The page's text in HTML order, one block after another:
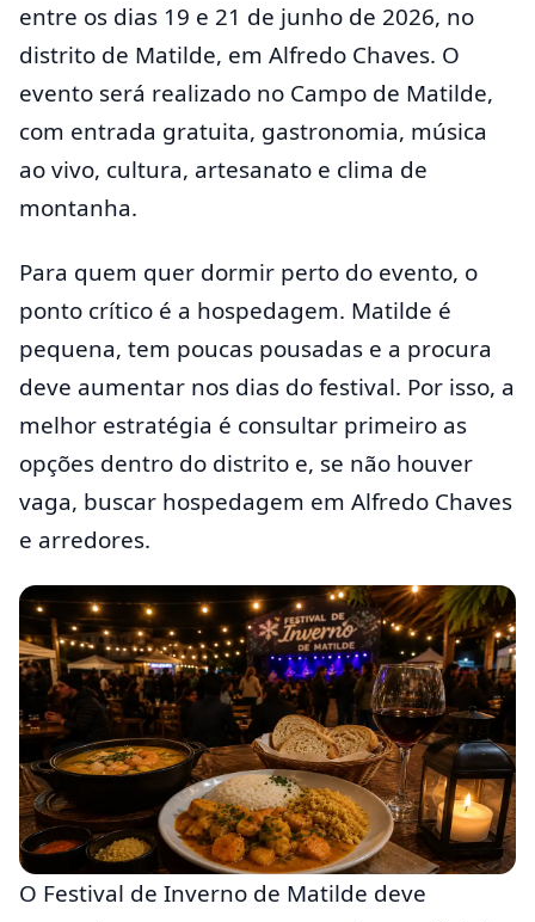
entre os dias 19 e 21 de junho de 2026, no
distrito de Matilde, em Alfredo Chaves. O
evento será realizado no Campo de Matilde,
com entrada gratuita, gastronomia, música
ao vivo, cultura, artesanato e clima de
montanha.
Para quem quer dormir perto do evento, o
ponto crítico é a hospedagem. Matilde é
pequena, tem poucas pousadas e a procura
deve aumentar nos dias do festival. Por isso, a
melhor estratégia é consultar primeiro as
opções dentro do distrito e, se não houver
vaga, buscar hospedagem em Alfredo Chaves
e arredores.
O Festival de Inverno de Matilde deve